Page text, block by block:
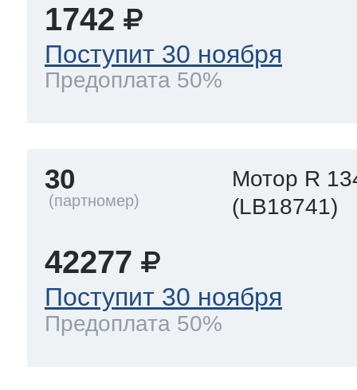
1742
Поступит 30 ноября
Предоплата 50%
30
Мотор R
(LB18741)
42277
Поступит 30 ноября
Предоплата 50%